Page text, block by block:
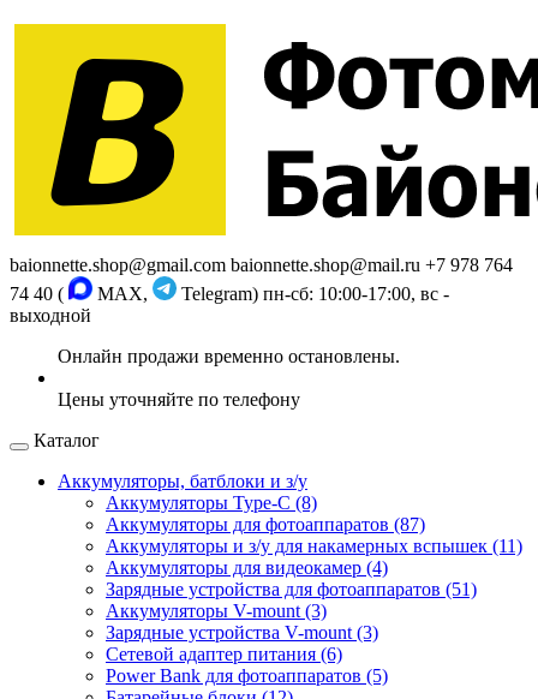
baionnette.shop@gmail.com baionnette.shop@mail.ru +7 978 764
74 40 (
MAX, Telegram) пн-сб: 10:00-17:00, вс -
выходной
Каталог
Аккумуляторы, батблоки и з/у
Аккумуляторы Type-C (8)
Аккумуляторы для фотоаппаратов (87)
Аккумуляторы и з/у для накамерных вспышек (11)
Аккумуляторы для видеокамер (4)
Зарядные устройства для фотоаппаратов (51)
Аккумуляторы V-mount (3)
Зарядные устройства V-mount (3)
Сетевой адаптер питания (6)
Power Bank для фотоаппаратов (5)